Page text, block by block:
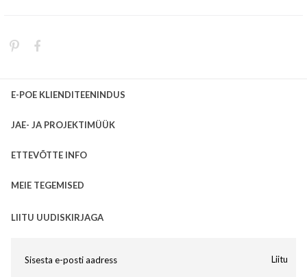
E-POE KLIENDITEENINDUS
JAE- JA PROJEKTIMÜÜK
ETTEVÕTTE INFO
MEIE TEGEMISED
LIITU UUDISKIRJAGA
Liitu